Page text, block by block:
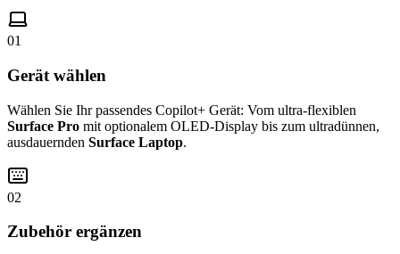
01
Gerät wählen
Wählen Sie Ihr passendes Copilot+ Gerät: Vom ultra-flexiblen
Surface Pro mit optionalem OLED-Display bis zum ultradünnen,
ausdauernden Surface Laptop.
02
Zubehör ergänzen